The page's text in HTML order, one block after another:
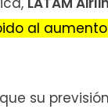
al
su previsión